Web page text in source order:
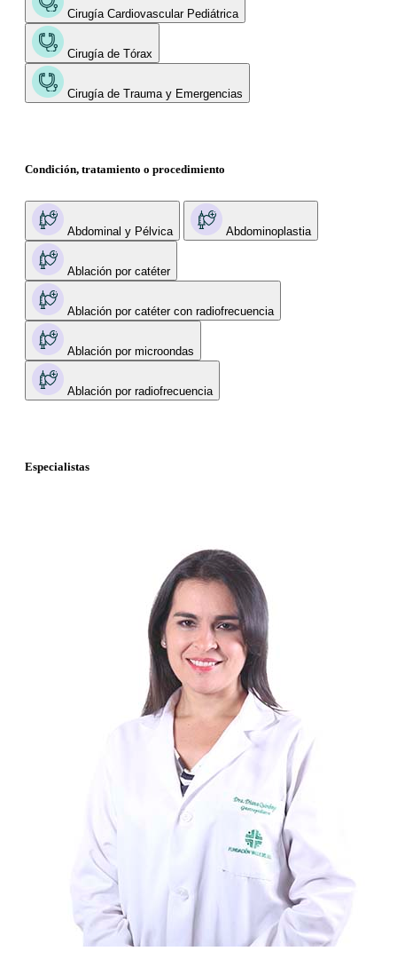
Cirugía Cardiovascular Pediátrica
Cirugía de Tórax
Cirugía de Trauma y Emergencias
Condición, tratamiento o procedimiento
Abdominal y Pélvica Abdominoplastia
Ablación por catéter
Ablación por catéter con radiofrecuencia
Ablación por microondas
Ablación por radiofrecuencia
Especialistas